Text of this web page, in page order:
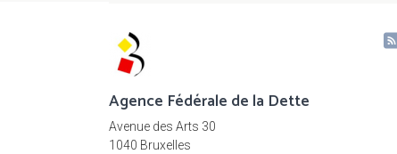
Agence Fédérale de la Dette
Avenue des Arts 30
1040 Bruxelles